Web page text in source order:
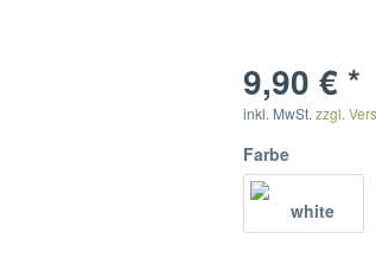
9,90 € *
inkl. MwSt.zzgl.
Farbe